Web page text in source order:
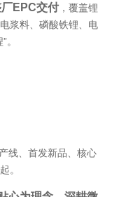
EPC交付，覆盖锂
浆料、磷酸铁锂、电
。
线、首发新品、核心
。